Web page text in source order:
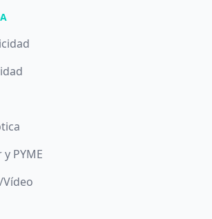
PYME